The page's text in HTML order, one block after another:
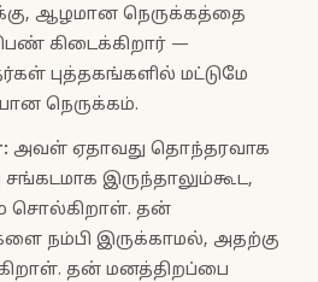
ஆழமான நெருக்கத்தை
கிடைக்கிறார் —
புத்தகங்களில் மட்டுமே
நெருக்கம்.
அவள் ஏதாவது தொந்தரவாக
இருந்தாலும்கூட,
சொல்கிறாள். தன்
நம்பி இருக்காமல், அதற்கு
தன் மனத்திறப்பை